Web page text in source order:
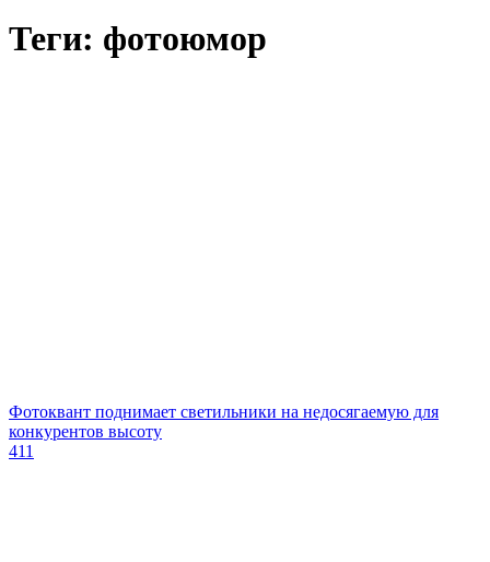
Теги: фотоюмор
Фотоквант поднимает светильники на недосягаемую для
конкурентов высоту
411